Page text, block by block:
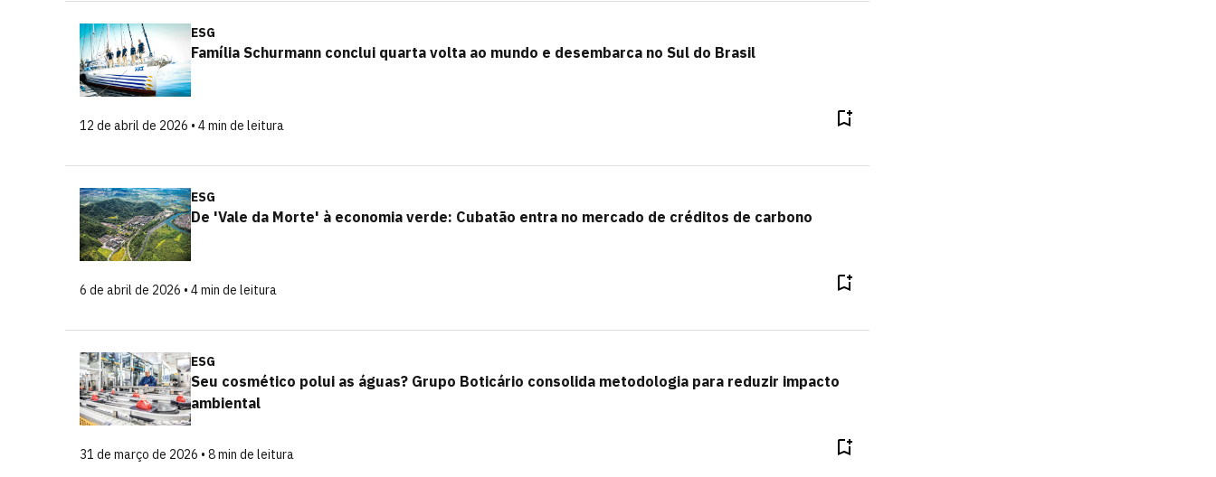
ESG
Família Schurmann conclui quarta volta ao mundo e desembarca no Sul do Brasil
12 de abril de 2026 • 4 min de leitura
ESG
De 'Vale da Morte' à economia verde: Cubatão entra no mercado de créditos de carbono
6 de abril de 2026 • 4 min de leitura
ESG
Seu cosmético polui as águas? Grupo Boticário consolida metodologia para reduzir impacto
ambiental
31 de março de 2026 • 8 min de leitura